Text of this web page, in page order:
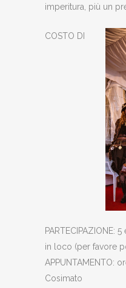
imperitura, più un
COSTO DI
PARTECIPAZIONE:
in loco (per favore
APPUNTAMENTO:
Cosimato